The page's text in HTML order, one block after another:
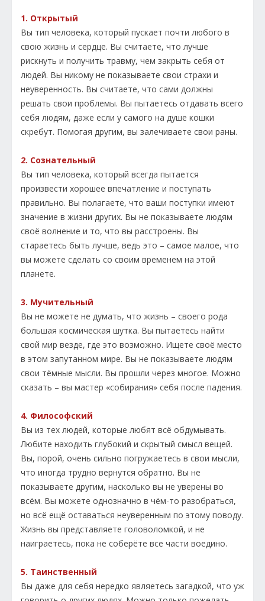
1. Открытый
Вы тип человека, который пускает почти любого в
свою жизнь и сердце. Вы считаете, что лучше
рискнуть и получить травму, чем закрыть себя от
людей. Вы никому не показываете свои страхи и
неуверенность. Вы считаете, что сами должны
решать свои проблемы. Вы пытаетесь отдавать всего
себя людям, даже если у самого на душе кошки
скребут. Помогая другим, вы залечиваете свои раны.
2. Сознательный
Вы тип человека, который всегда пытается
произвести хорошее впечатление и поступать
правильно. Вы полагаете, что ваши поступки имеют
значение в жизни других. Вы не показываете людям
своё волнение и то, что вы расстроены. Вы
стараетесь быть лучше, ведь это – самое малое, что
вы можете сделать со своим временем на этой
планете.
3. Мучительный
Вы не можете не думать, что жизнь – своего рода
большая космическая шутка. Вы пытаетесь найти
свой мир везде, где это возможно. Ищете своё место
в этом запутанном мире. Вы не показываете людям
свои тёмные мысли. Вы прошли через многое. Можно
сказать – вы мастер «собирания» себя после падения.
4. Философский
Вы из тех людей, которые любят всё обдумывать.
Любите находить глубокий и скрытый смысл вещей.
Вы, порой, очень сильно погружаетесь в свои мысли,
что иногда трудно вернутся обратно. Вы не
показываете другим, насколько вы не уверены во
всём. Вы можете однозначно в чём-то разобраться,
но всё ещё оставаться неуверенным по этому поводу.
Жизнь вы представляете головоломкой, и не
наиграетесь, пока не соберёте все части воедино.
5. Таинственный
Вы даже для себя нередко являетесь загадкой, что уж